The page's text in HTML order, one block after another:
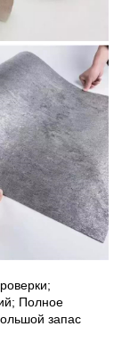
Полное
запас